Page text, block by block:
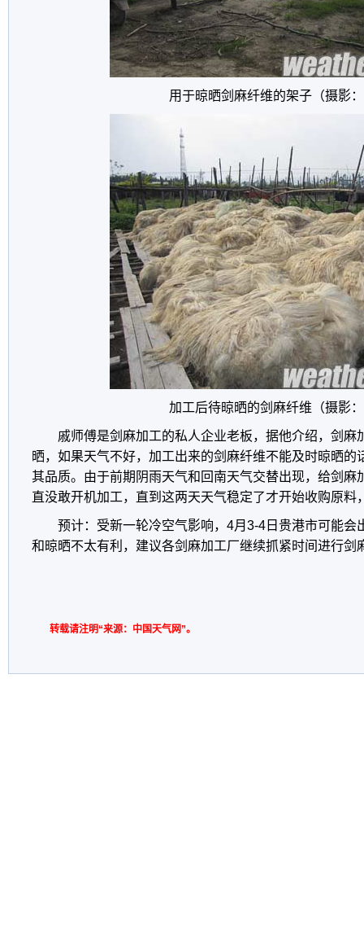
用于晾晒剑麻纤维的架子（摄影
加工后待晾晒的剑麻纤维（摄影
戚师傅是剑麻加工的私人企业老板，据他介绍，剑麻
晒，如果天气不好，加工出来的剑麻纤维不能及时晾晒的
其品质。由于前期阴雨天气和回南天气交替出现，给剑麻
直没敢开机加工，直到这两天天气稳定了才开始收购原料
预计：受新一轮冷空气影响，4月3-4日贵港市可能会
和晾晒不太有利，建议各剑麻加工厂继续抓紧时间进行剑
转载请注明“来源：中国天气网”。